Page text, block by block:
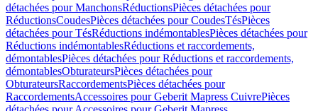
détachées pour ManchonsRéductionsPièces détachées pour
RéductionsCoudesPièces détachées pour CoudesTésPièces
détachées pour TésRéductions indémontablesPièces détachées pour
Réductions indémontablesRéductions et raccordements,
démontablesPièces détachées pour Réductions et raccordements,
démontablesObturateursPièces détachées pour
ObturateursRaccordementsPièces détachées pour
RaccordementsAccessoires pour Geberit Mapress CuivrePièces